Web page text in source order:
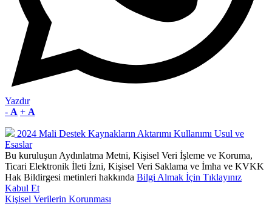
Yazdır
- A + A
2024 Mali Destek Kaynakların Aktarımı Kullanımı Usul ve
Esaslar
Bu kuruluşun Aydınlatma Metni, Kişisel Veri İşleme ve Koruma,
Ticari Elektronik İleti İzni, Kişisel Veri Saklama ve İmha ve KVKK
Hak Bildirgesi metinleri hakkında Bilgi Almak İçin Tıklayınız
Kabul Et
Kişisel Verilerin Korunması